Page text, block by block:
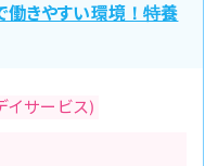
働きやすい環境！特養
サービス)